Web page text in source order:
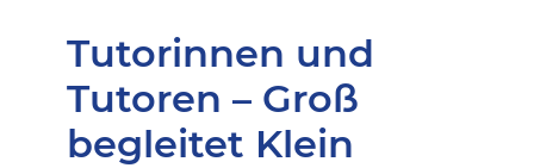
Tutorinnen und
Tutoren – Groß
begleitet Klein